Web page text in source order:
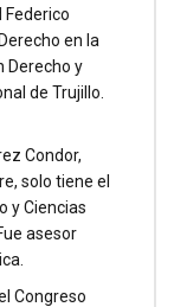
Federico
en la
Derecho y
de Trujillo.
Condor,
solo tiene el
y Ciencias
asesor
Congreso